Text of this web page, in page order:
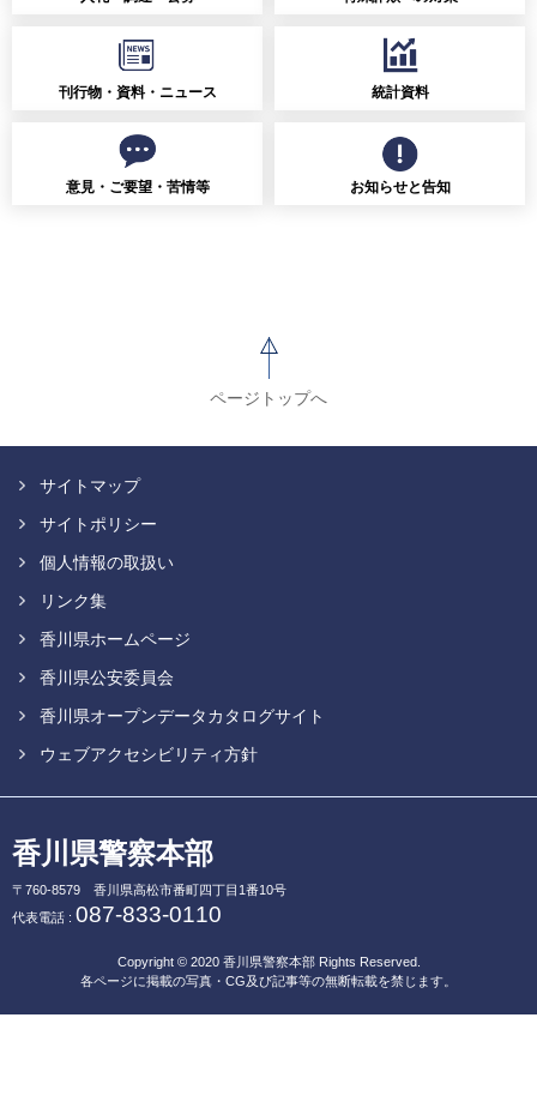
刊行物・資料・ニュース 統計資料
意見・ご要望・苦情等 お知らせと告知
ページトップへ
サイトマップ
サイトポリシー
個人情報の取扱い
リンク集
香川県ホームページ
香川県公安委員会
香川県オープンデータカタログサイト
ウェブアクセシビリティ方針
香川県警察本部
〒760-8579
香川県高松市番町四丁目1番10号
代表電話 : 087-833-0110
Copyright © 2020 香川県警察本部Rights Reserved.
各ページに掲載の写真・CG及び記事等の無断転載を禁じます。